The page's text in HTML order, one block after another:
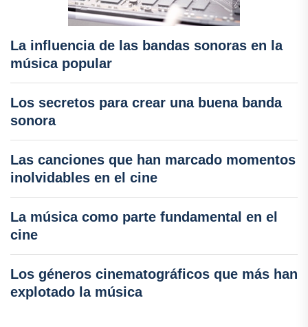
La influencia de las bandas sonoras en la
música popular
Los secretos para crear una buena banda
sonora
Las canciones que han marcado momentos
inolvidables en el cine
La música como parte fundamental en el
cine
Los géneros cinematográficos que más han
explotado la música